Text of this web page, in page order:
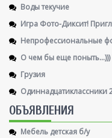
Воды текучие
Игра Фото-Диксит!
Непрофессиональные
О чем бы еще
Грузия
Одиннадцатиклассники
ОБЪЯВЛЕНИЯ
Мебель детская б/у